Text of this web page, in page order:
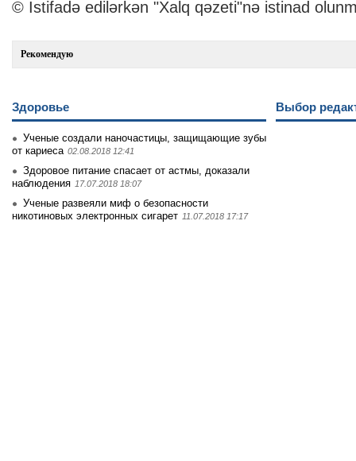
© İstifadə edilərkən "Xalq qəzeti"nə istinad
Рекомендую
Здоровье
Ученые создали наночастицы, защищающие зубы
от кариеса 02.08.2018 12:41
Здоровое питание спасает от астмы, доказали
наблюдения 17.07.2018 18:07
Ученые развеяли миф о безопасности
никотиновых электронных сигарет 11.07.2018 17:17
Выбор